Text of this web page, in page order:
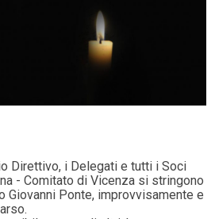
Direttivo, i Delegati e tutti i Soci
- Comitato di Vicenza si stringono
Giovanni Ponte, improvvisamente e